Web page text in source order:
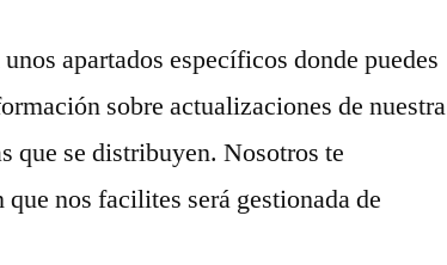
apartados específicos donde puedes
sobre actualizaciones de nuestra
que se distribuyen. Nosotros te
nos facilites será gestionada de